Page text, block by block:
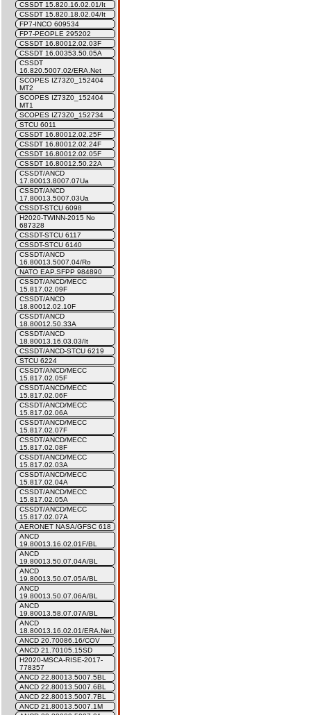
CSSDT 15.820.16.02.01/It
CSSDT 15.820.18.02.04/It
FP7-INCO 609534
FP7-PEOPLE 295202
CSSDT 16.80012.02.03F
CSSDT 16.00353.50.05A
CSSDT
16.820.5007.02/ERA.Net
SCOPES IZ73Z0_152404
MT2
SCOPES IZ73Z0_152404
MT1
SCOPES IZ73Z0_152734
STCU 6011
CSSDT 16.80012.02.25F
CSSDT 16.80012.02.24F
CSSDT 16.80012.02.05F
CSSDT 16.80012.50.22A
CSSDT/ANCD
17.80013.8007.07Ua
CSSDT/ANCD
17.80013.5007.03Ua
CSSDT-STCU 6098
H2020-TWINN-2015 No
687328
CSSDT-STCU 6117
CSSDT-STCU 6140
CSSDT/ANCD
16.80013.5007.04/Ro
NATO EAP.SFPP 984890
CSSDT/ANCD/MECC
15.817.02.09F
CSSDT/ANCD
18.80012.02.10F
CSSDT/ANCD
18.80012.50.33A
CSSDT/ANCD
18.80013.16.03.03/It
CSSDT/ANCD-STCU 6219
STCU 6224
CSSDT/ANCD/MECC
15.817.02.05F
CSSDT/ANCD/MECC
15.817.02.06F
CSSDT/ANCD/MECC
15.817.02.06A
CSSDT/ANCD/MECC
15.817.02.07F
CSSDT/ANCD/MECC
15.817.02.08F
CSSDT/ANCD/MECC
15.817.02.03A
CSSDT/ANCD/MECC
15.817.02.04A
CSSDT/ANCD/MECC
15.817.02.05A
CSSDT/ANCD/MECC
15.817.02.07A
AERONET NASA/GFSC 618
ANCD
19.80013.16.02.01F/BL
ANCD
19.80013.50.07.04A/BL
ANCD
19.80013.50.07.05A/BL
ANCD
19.80013.50.07.06A/BL
ANCD
19.80013.58.07.07A/BL
ANCD
18.80013.16.02.01/ERA.Net
ANCD 20.70086.16/COV
ANCD 21.70105.15SD
H2020-MSCA-RISE-2017-
778357
ANCD 22.80013.5007.5BL
ANCD 22.80013.5007.6BL
ANCD 22.80013.5007.7BL
ANCD 21.80013.5007.1M